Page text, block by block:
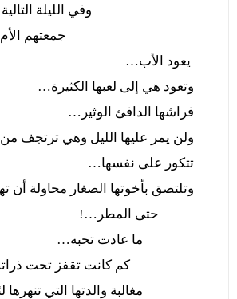
وفي الليلة التالية كانوا
جمعتهم الأم وخرجت
يعود الأب…
وتعود هي إلى لعبها الكثيرة…
فراشها الدافئ الوثير…
ولن يمر عليها الليل وهي ترتجف
تتكور على نفسها…
وتلتصق بأخوتها الصغار محاولة أن
حتى المطر…!
ما عادت تحبه…
كم كانت تقفز تحت ذراته
مغالبة والدتها التي تنهرها